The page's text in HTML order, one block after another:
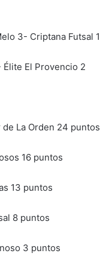
3- Criptana Futsal 1
El Provencio 2
de La Orden 24 puntos
16 puntos
13 puntos
8 puntos
3 puntos